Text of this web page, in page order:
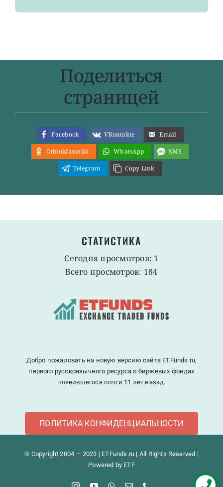
Поделиться
страницей
Facebook VKontakte
Email
Odnoklassniki
WhatsApp
SMS
Telegram
Copy Link
СТАТИСТИКА
Сегодня просмотров: 1
Всего просмотров: 184
Добро пожаловать на новую версию сайта ETFunds.ru,
первого русскоязычного ресурса о биржевых фондах
появившегося почти 11 лет назад.
ПОЛИТИКА КОНФИДЕНЦИАЛЬНОСТИ
© Copyright 2004 — 2023 | ETFunds.ru | All Rights Reserved |
Powered by ETF